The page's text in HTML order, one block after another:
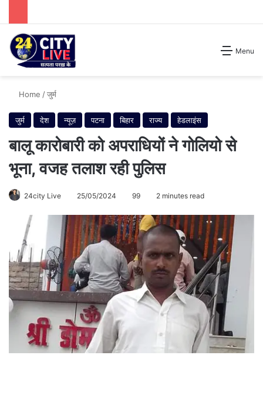
Menu
Search for
Home /जुर्म
जुर्म देश न्यूज़ पटना बिहार राज्य हेडलाइंस
बालू कारोबारी को अपराधियों ने गोलियो से
भूना, वजह तलाश रही पुलिस
24city Live 25/05/2024 99 2 minutes read